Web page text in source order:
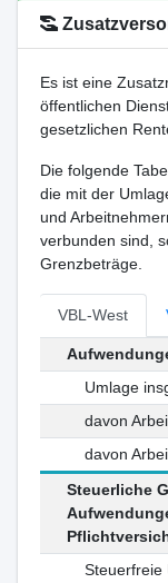
Es ist eine
öffentlichen
gesetzlichen
Die folgende
die mit der
und
verbunden sind,
Grenzbeträge.
VBL-West
Umlage
davon
davon
Steuerliche
Steuerfreie